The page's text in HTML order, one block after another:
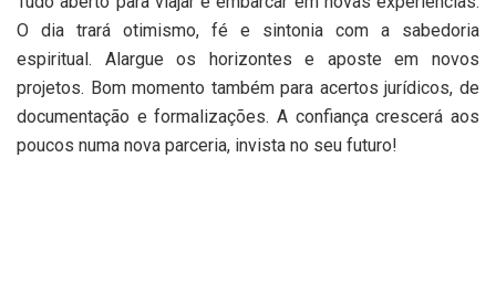
O dia trará otimismo, fé e sintonia com a sabedoria
espiritual. Alargue os horizontes e aposte em novos
projetos. Bom momento também para acertos jurídicos, de
documentação e formalizações. A confiança crescerá aos
poucos numa nova parceria, invista no seu futuro!